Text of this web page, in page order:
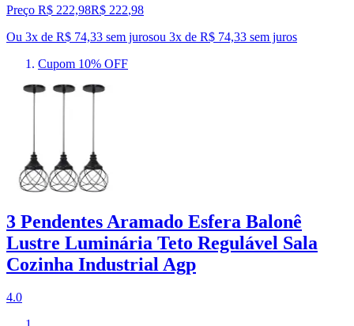
Preço R$ 222,98R$ 222,98
Ou 3x de R$ 74,33 sem jurosou 3x de R$ 74,33 sem juros
Cupom 10% OFF
3 Pendentes Aramado Esfera Balonê
Lustre Luminária Teto Regulável Sala
Cozinha Industrial Agp
4.0